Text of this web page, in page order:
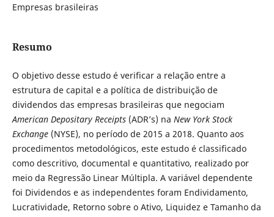
Empresas brasileiras
Resumo
O objetivo desse estudo é verificar a relação entre a
estrutura de capital e a política de distribuição de
dividendos das empresas brasileiras que negociam
American Depositary Receipts(ADR’s) na New York Stock
Exchange(NYSE), no período de 2015 a 2018. Quanto aos
procedimentos metodológicos, este estudo é classificado
como descritivo, documental e quantitativo, realizado por
meio da Regressão Linear Múltipla. A variável dependente
foi Dividendos e as independentes foram Endividamento,
Lucratividade, Retorno sobre o Ativo, Liquidez e Tamanho da